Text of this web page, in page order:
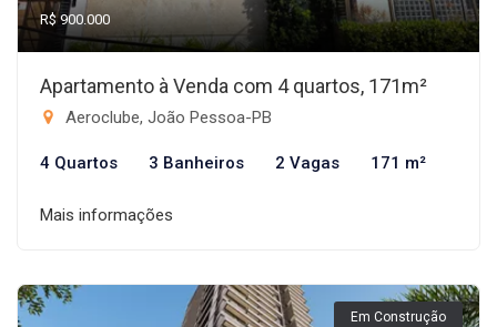
R$ 900.000
Apartamento à Venda com 4 quartos, 171m²
Aeroclube, João Pessoa-PB
4 Quartos 3 Banheiros 2 Vagas 171 m²
Mais informações
Em Construção